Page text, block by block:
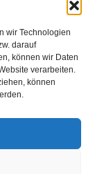
wir Technologien
darauf
können wir Daten
verarbeiten.
können